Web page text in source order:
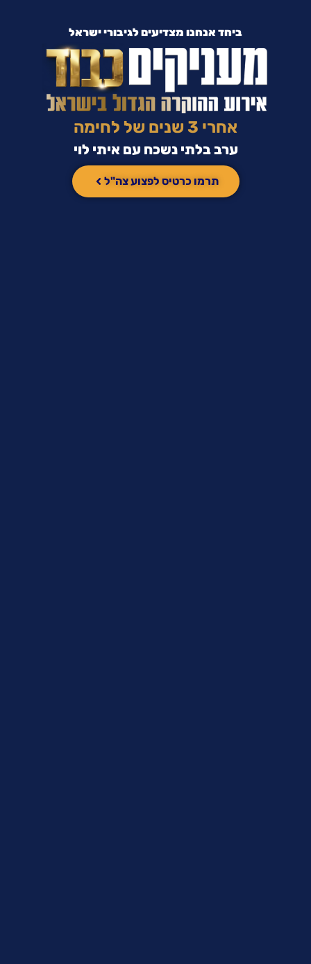
ביחד אנחנו מצדיעים לגיבורי ישראל
אחרי 3 שנים של לחימה
ערב בלתי נשכח עם איתי לוי
תרמו כרטיס לפצוע צה"ל